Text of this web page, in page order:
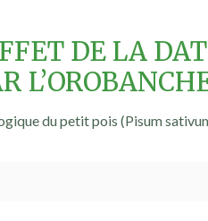
DE LA
du petit pois (Pisum